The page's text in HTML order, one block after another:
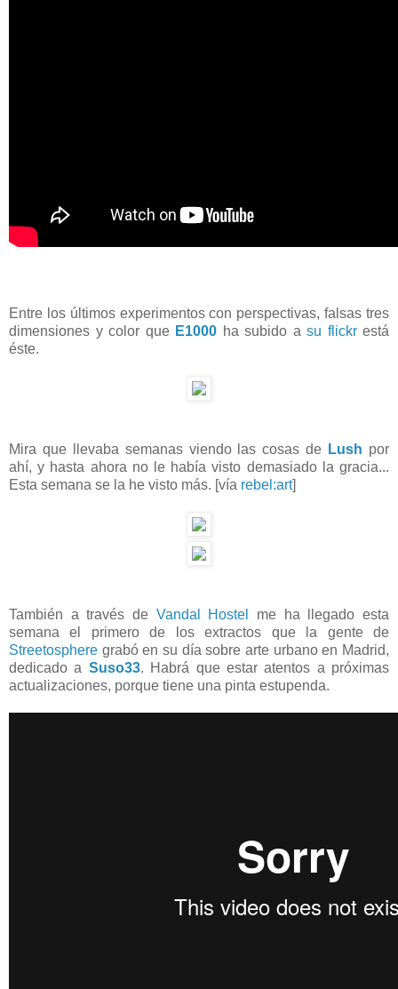
Entre los últimos experimentos con perspectivas, falsas tres
dimensiones y color que E1000 ha subido a su flickrestá
éste.
Mira que llevaba semanas viendo las cosas de Lush por
ahí, y hasta ahora no le había visto demasiado la gracia...
Esta semana se la he visto más. [vía rebel:art]
También a través de Vandal Hostel
me ha llegado esta
semana el primero de los extractos que la gente de
Streetosphere grabó en su día sobre arte urbano en Madrid,
dedicado a Suso33. Habrá que estar atentos a próximas
actualizaciones, porque tiene una pinta estupenda.